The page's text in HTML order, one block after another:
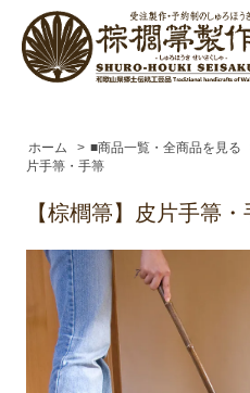
ホーム > ■商品一覧・全商品を見る
片手箒・手箒
【棕櫚箒】皮片手箒・